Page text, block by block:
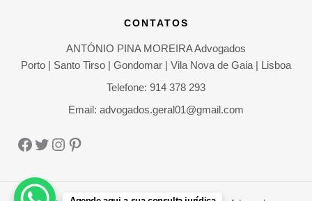
CONTATOS
ANTÓNIO PINA MOREIRA Advogados
Porto | Santo Tirso | Gondomar | Vila Nova de Gaia | Lisboa
Telefone: 914 378 293
Email: advogados.geral01@gmail.com
Facebook
Twitter
Instagram
Pinterest